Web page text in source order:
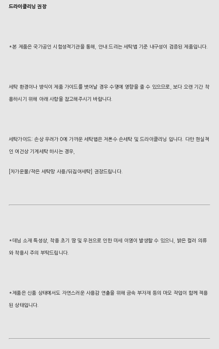
드라이클리닝 권장
*본 제품은 국가공인 시험성적기관을 통해, 안내 드리는 세탁법 기준 내구성이 검증된 제품입니다.
세탁 환경이나 방식이 제품 가이드를 벗어날 경우 수명에 영향을 줄 수 있으므로, 보다 오랜 기간 착
용하시기 위해 아래 사항을 참고해주시기 바랍니다.
세탁가이드: 손상 우려가 0에 가까운 세탁법은 저온수 손세탁 및 드라이클리닝 입니다. 다만 현실적
인 여건상 기계세탁 하시는 경우,
[차가운물/작은 세탁망 사용/뒤집어세탁] 권장드립니다.
*데님 소재 특성상, 착용 초기 땀 및 우천으로 인한 미세 이염이 발생할 수 있으니, 밝은 컬러 의류
와 착용시 주의 부탁드립니다.
*제품은 신품 상태에서도 자연스러운 사용감 연출을 위해 금속 부자재 등의 마모 작업이 함께 적용
된 상태입니다.